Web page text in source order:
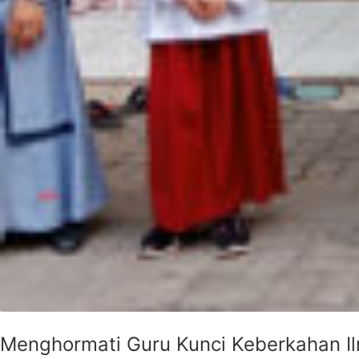
Menghormati Guru Kunci Keberkahan